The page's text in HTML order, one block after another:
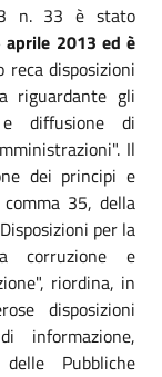
n. 33 è stato
2013 ed è
reca disposizioni
riguardante gli
diffusione di
Il
dei principi e
35, della
per la
corruzione e
riordina, in
disposizioni
informazione,
Pubbliche